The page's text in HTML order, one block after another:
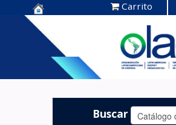
Centro de
Documentación
OLADE -
Carrito
Buscar